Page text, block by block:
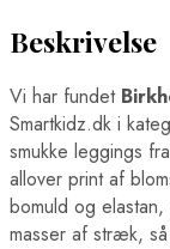
Beskrivelse
Vi har fundet
Smartkidz.dk i
smukke leggings
allover print af
bomuld og
masser af stræk,